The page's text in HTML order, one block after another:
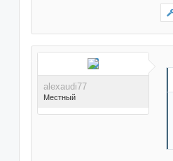
alexaudi77
Местный